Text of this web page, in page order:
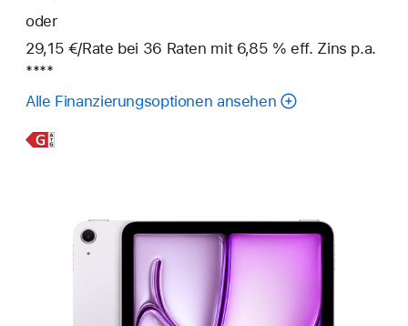
oder
29,15 €/Rate pro
bei 36 Raten Raten
mit 6,85 % eff. Zins p.a.
****
Alle Finanzierungsoptionen ansehen
Weitere